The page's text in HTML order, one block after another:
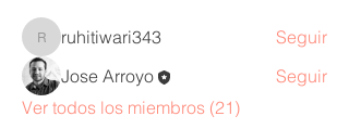
ruhitiwari343
ruhitiwari343
Seguir
Jose Arroyo
Seguir
Ver todos los miembros (21)